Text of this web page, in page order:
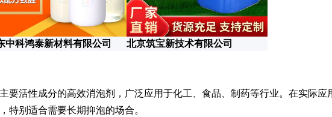
中科鸿泰新材料有限公司 北京筑宝新技术有限公司
要活性成分的高效消泡剂，广泛应用于化工、食品、制药等行业。在实际应
特别适合需要长期抑泡的场合。